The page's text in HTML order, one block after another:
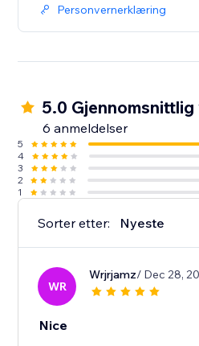
Personvernerklæring
5.0
6 anmeldelser
5
4
3
2
1
Sorter etter: Nyeste
WR
Wrjrjamz/ Dec 28,
Nice